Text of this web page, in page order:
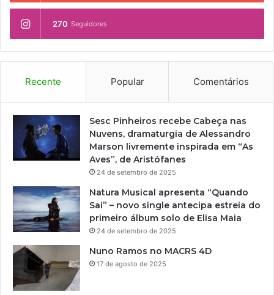
C
N
A
.
270 Seguidores
Recente Popular Comentários
Sesc Pinheiros recebe Cabeça nas
Nuvens, dramaturgia de Alessandro
Marson livremente inspirada em “As
Aves”, de Aristófanes
24 de setembro de 2025
Natura Musical apresenta “Quando
Sai” – novo single antecipa estreia do
primeiro álbum solo de Elisa Maia
24 de setembro de 2025
Nuno Ramos no MACRS 4D
17 de agosto de 2025